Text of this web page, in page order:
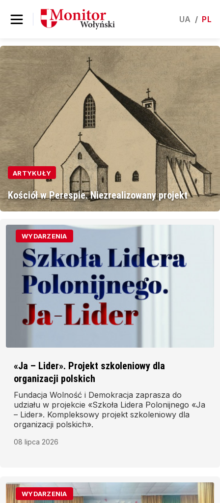
UA / PL
ARTYKUŁY
Kościół w Perespie. Niezrealizowany projekt
WYDARZENIA
«Ja – Lider». Projekt szkoleniowy dla
organizacji polskich
Fundacja Wolność i Demokracja zaprasza do
udziału w projekcie «Szkoła Lidera Polonijnego «Ja
– Lider». Kompleksowy projekt szkoleniowy dla
organizacji polskich».
08 lipca 2026
WYDARZENIA